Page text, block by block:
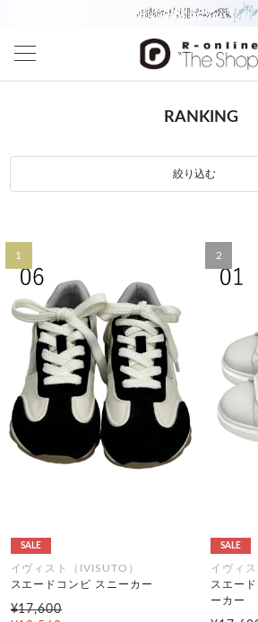
RANKING
絞り込む
1
SALE
イヴィスト（IVISUTO）
スエードコンビ スニーカー
¥17,600
2
SALE
イヴィ
スエー
ーカー